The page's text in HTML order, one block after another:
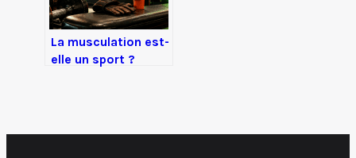
La musculation est-
elle un sport ?